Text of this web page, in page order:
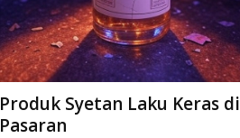
Produk Syetan Laku Keras di
Pasaran